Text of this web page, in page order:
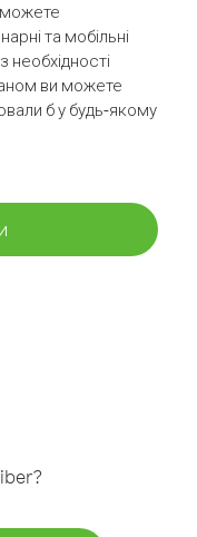
можете
та мобільні
ви можете
б у будь-якому